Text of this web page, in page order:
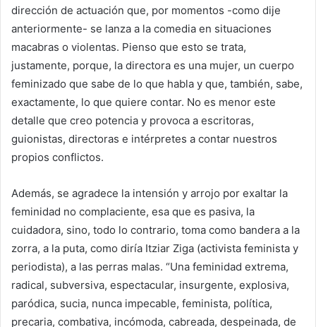
dirección de actuación que, por momentos -como dije
anteriormente- se lanza a la comedia en situaciones
macabras o violentas. Pienso que esto se trata,
justamente, porque, la directora es una mujer, un cuerpo
feminizado que sabe de lo que habla y que, también, sabe,
exactamente, lo que quiere contar. No es menor este
detalle que creo potencia y provoca a escritoras,
guionistas, directoras e intérpretes a contar nuestros
propios conflictos.
Además, se agradece la intensión y arrojo por exaltar la
feminidad no complaciente, esa que es pasiva, la
cuidadora, sino, todo lo contrario, toma como bandera a la
zorra, a la puta, como diría Itziar Ziga (activista feminista y
periodista), a las perras malas. “Una feminidad extrema,
radical, subversiva, espectacular, insurgente, explosiva,
paródica, sucia, nunca impecable, feminista, política,
precaria, combativa, incómoda, cabreada, despeinada, de